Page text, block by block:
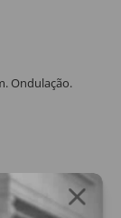
Ondulação.